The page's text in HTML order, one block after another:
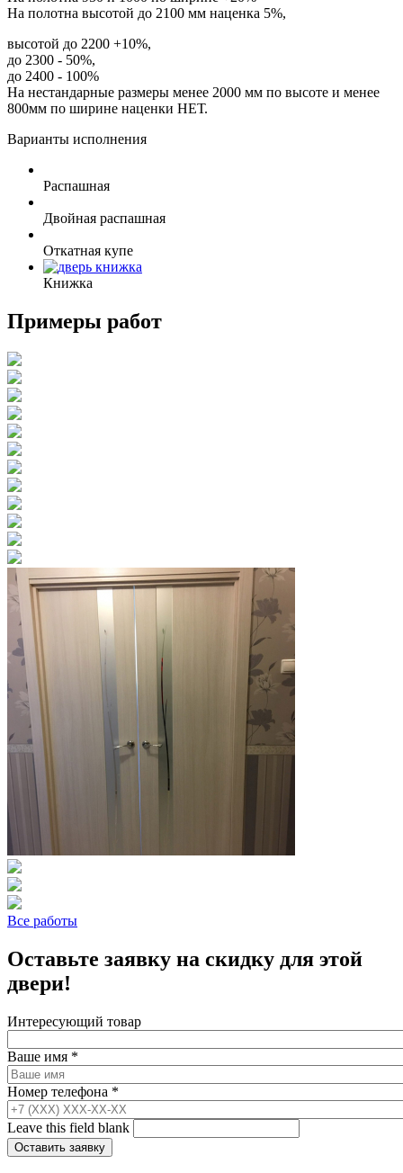
На полотна высотой до 2100 мм наценка 5%,
высотой до 2200 +10%,
до 2300 - 50%,
до 2400 - 100%
На нестандарные размеры менее 2000 мм по высоте и менее
800мм по ширине наценки НЕТ.
Варианты исполнения
Распашная
Двойная распашная
Откатная купе
Книжка
Примеры работ
Все работы
Оставьте заявку на скидку для этой
двери!
Интересующий товар
Ваше имя *
Номер телефона *
Leave this field blank